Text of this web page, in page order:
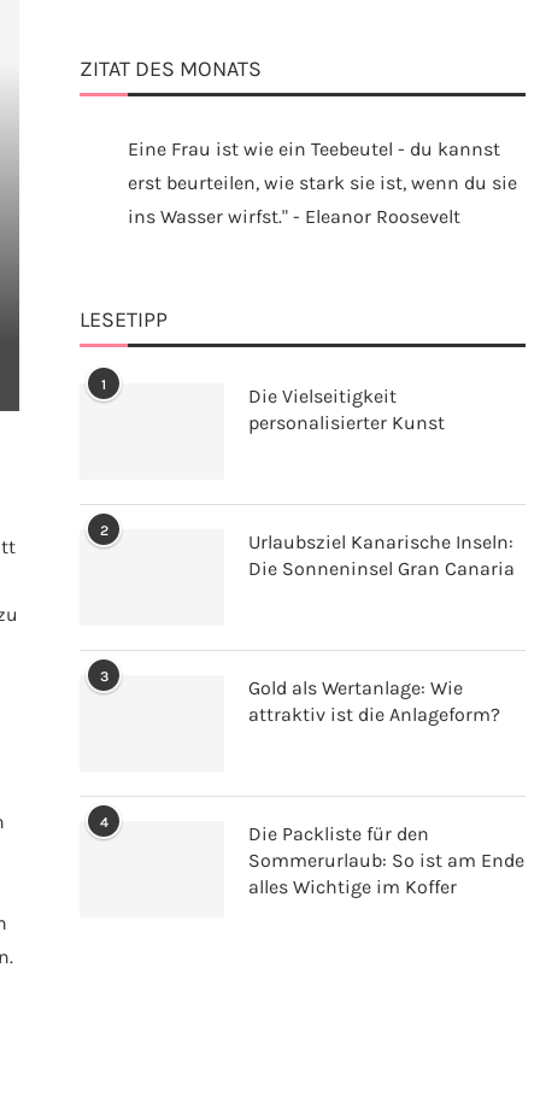
ZITAT DES MONATS
Eine Frau ist wie ein Teebeutel - du kannst
erst beurteilen, wie stark sie ist, wenn du sie
ins Wasser wirfst." - Eleanor Roosevelt
LESETIPP
1
Die Vielseitigkeit
personalisierter Kunst
2
Urlaubsziel Kanarische Inseln:
Die Sonneninsel Gran Canaria
3
Gold als Wertanlage: Wie
attraktiv ist die Anlageform?
4
Die Packliste für den
Sommerurlaub: So ist am Ende
alles Wichtige im Koffer